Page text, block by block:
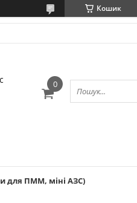
Кошик
для ПММ, міні АЗС)